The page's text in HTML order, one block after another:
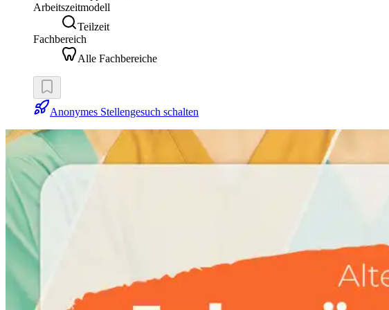
Arbeitszeitmodell
Teilzeit
Fachbereich
Alle Fachbereiche
Anonymes Stellengesuch schalten